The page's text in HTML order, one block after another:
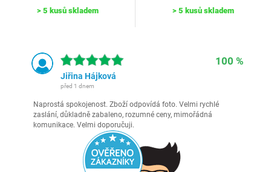
> 5 kusů skladem > 5 kusů skladem
100 %
Jiřina Hájková
před 1 dnem
Naprostá spokojenost. Zboží odpovídá foto. Velmi rychlé
zaslání, důkladně zabaleno, rozumné ceny, mimořádná
komunikace. Velmi doporučuji.